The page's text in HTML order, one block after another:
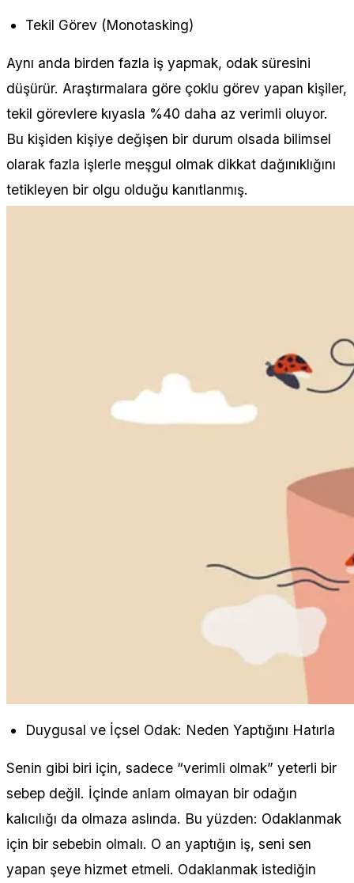
Tekil Görev (Monotasking)
Aynı anda birden fazla iş yapmak, odak süresini
düşürür. Araştırmalara göre çoklu görev yapan kişiler,
tekil görevlere kıyasla %40 daha az verimli oluyor.
Bu kişiden kişiye değişen bir durum olsada bilimsel
olarak fazla işlerle meşgul olmak dikkat dağınıklığını
tetikleyen bir olgu olduğu kanıtlanmış.
Duygusal ve İçsel Odak: Neden Yaptığını Hatırla
Senin gibi biri için, sadece “verimli olmak” yeterli bir
sebep değil. İçinde anlam olmayan bir odağın
kalıcılığı da olmaza aslında. Bu yüzden: Odaklanmak
için bir sebebin olmalı. O an yaptığın iş, seni sen
yapan şeye hizmet etmeli. Odaklanmak istediğin